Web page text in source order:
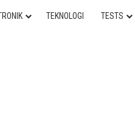
TEKNOLOGI TESTS